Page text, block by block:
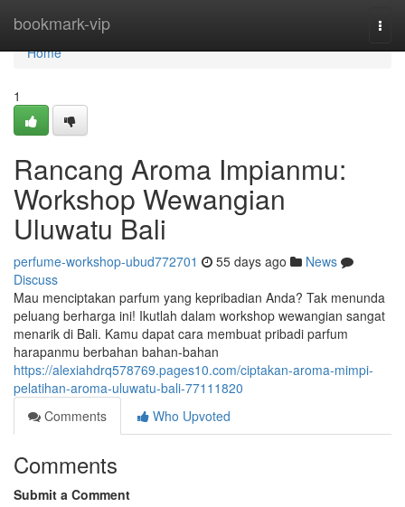
bookmark-vip
Home
Home
1
Rancang Aroma Impianmu:
Workshop Wewangian
Uluwatu Bali
perfume-workshop-ubud772701 55 days ago
News
Discuss
Mau menciptakan parfum yang kepribadian Anda? Tak menunda
peluang berharga ini! Ikutlah dalam workshop wewangian sangat
menarik di Bali. Kamu dapat cara membuat pribadi parfum
harapanmu berbahan bahan-bahan
https://alexiahdrq578769.pages10.com/ciptakan-aroma-mimpi-
pelatihan-aroma-uluwatu-bali-77111820
Comments
Who Upvoted
Comments
Submit a Comment